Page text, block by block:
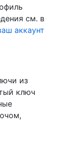
см. в
аккаунт
из
ключ